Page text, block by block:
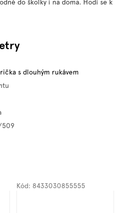
do školky i na doma. Hodí se k
s dlouhým rukávem
509
Kód: 8433030855555